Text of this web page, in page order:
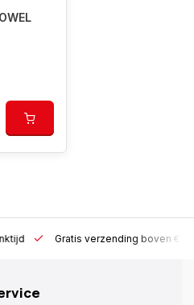
Gratis verzending boven